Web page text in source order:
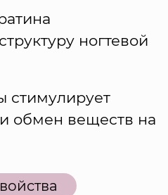
ногтевой
стимулирует
обмен веществ на